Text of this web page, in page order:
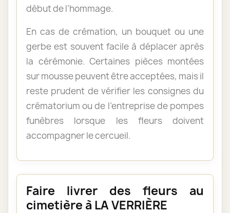
début de l’hommage.
En cas de crémation, un bouquet ou une
gerbe est souvent facile à déplacer après
la cérémonie. Certaines pièces montées
sur mousse peuvent être acceptées, mais il
reste prudent de vérifier les consignes du
crématorium ou de l’entreprise de pompes
funèbres lorsque les fleurs doivent
accompagner le cercueil.
Faire livrer des fleurs au
cimetière à LA VERRIÈRE